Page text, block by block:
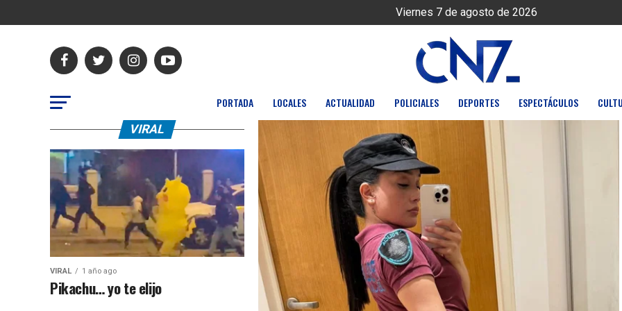
Viernes 7 de agosto de 2026
PORTADA LOCALES ACTUALIDAD POLICIALES DEPORTES ESPECTÁCULOS
VIRAL
VIRAL 1 año ago
Pikachu… yo te elijo